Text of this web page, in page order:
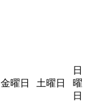
金曜日 土曜日
日
曜
日